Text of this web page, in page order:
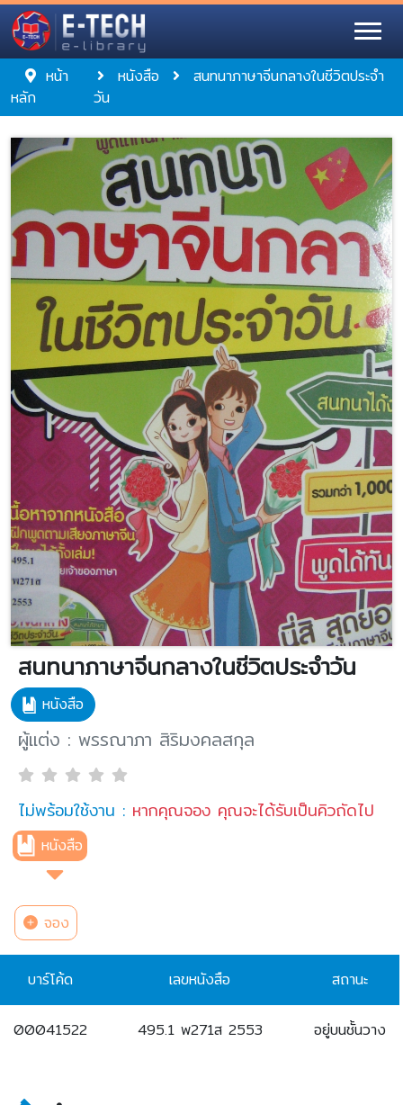
หน้า
หลัก
หนังสือ
สนทนาภาษาจีนกลางในชีวิตประจำ
วัน
สนทนาภาษาจีนกลางในชีวิตประจำวัน
หนังสือ
ผู้แต่ง : พรรณาภา สิริมงคลสกุล
ไม่พร้อมใช้งาน : หากคุณจอง คุณจะได้รับเป็นคิวถัดไป
หนังสือ
จอง
บาร์โค้ด เลขหนังสือ สถานะ
00041522 495.1 พ271ส 2553 อยู่บนชั้นวาง